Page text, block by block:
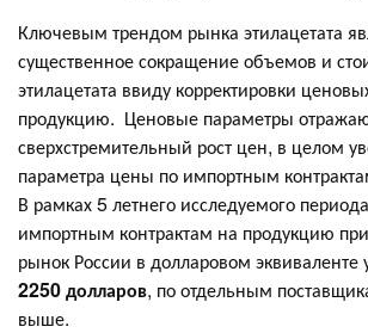
Ключевым трендом рынка этилацетата
существенное сокращение объемов и
этилацетата ввиду корректировки
продукцию. Ценовые параметры
сверхстремительный рост цен, в целом
параметра цены по импортным
В рамках 5 летнего исследуемого
импортным контрактам на продукцию
рынок России в долларовом эквиваленте
2250 долларов, по отдельным
выше.